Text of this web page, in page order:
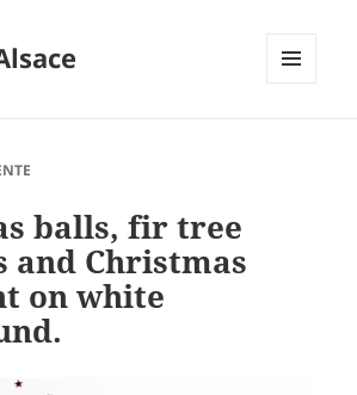
balls, fir tree
and Christmas
on white